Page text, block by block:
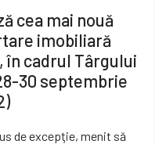
cea mai nouă
imobiliară
cadrul Târgului
30 septembrie
de excepţie, menit să